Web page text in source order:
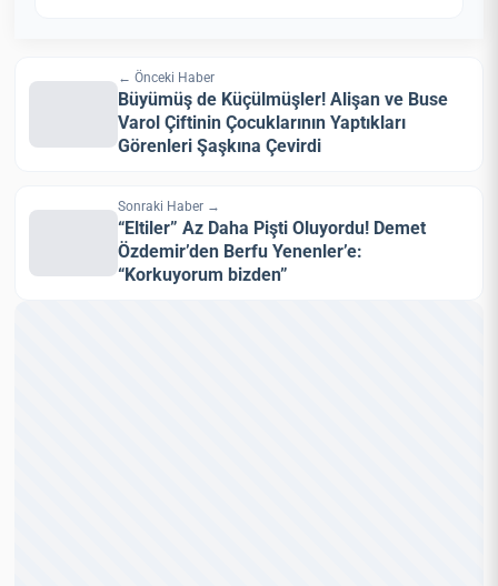
← Önceki Haber
Büyümüş de Küçülmüşler! Alişan ve Buse
Varol Çiftinin Çocuklarının Yaptıkları
Görenleri Şaşkına Çevirdi
Sonraki Haber →
“Eltiler” Az Daha Pişti Oluyordu! Demet
Özdemir’den Berfu Yenenler’e:
“Korkuyorum bizden”